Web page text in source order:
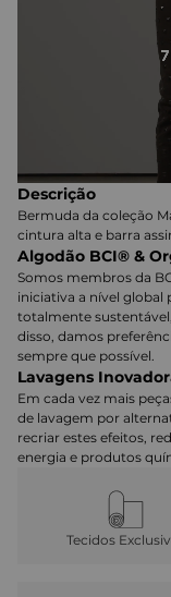
Descrição
Bermuda da coleção
cintura alta e barra
Algodão BCI® &
Somos membros da
iniciativa a nível global
totalmente
disso, damos
sempre que possível.
Lavagens
Em cada vez mais
de lavagem por
recriar estes efeitos,
energia e produtos
Tecidos